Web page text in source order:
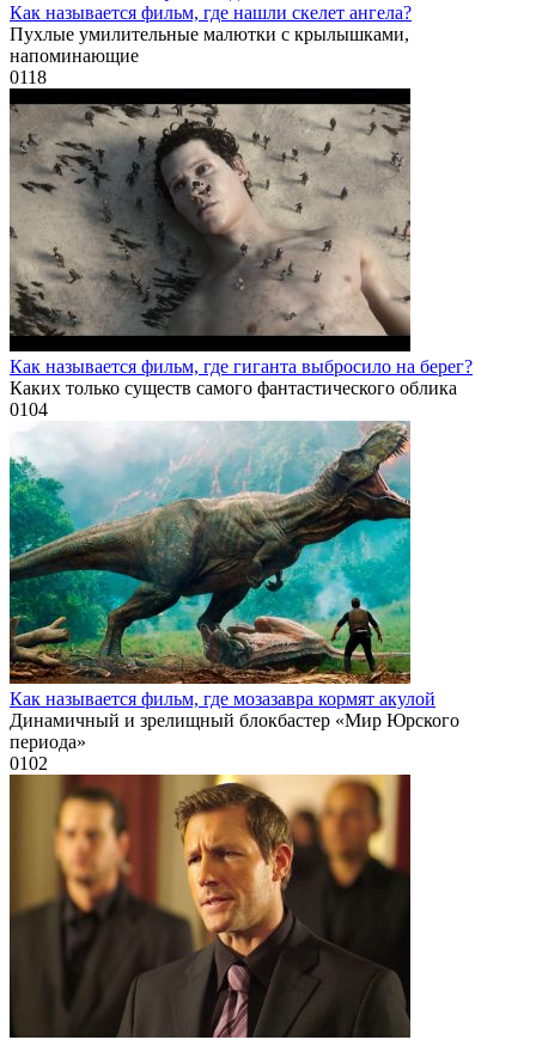
Как называется фильм, где нашли скелет ангела?
Пухлые умилительные малютки с крылышками,
напоминающие
0118
Как называется фильм, где гиганта выбросило на берег?
Каких только существ самого фантастического облика
0104
Как называется фильм, где мозазавра кормят акулой
Динамичный и зрелищный блокбастер «Мир Юрского
периода»
0102